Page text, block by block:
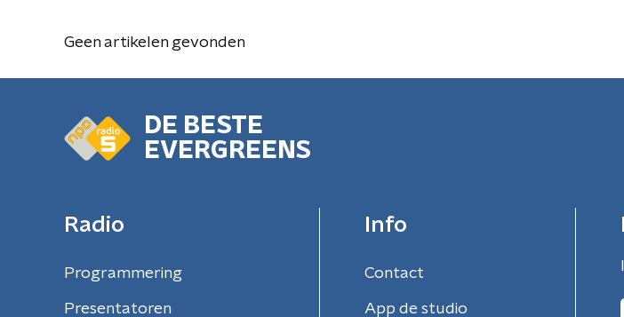
Geen artikelen gevonden
DE BESTE
EVERGREENS
Radio
Programmering
Presentatoren
Info
Contact
App de studio